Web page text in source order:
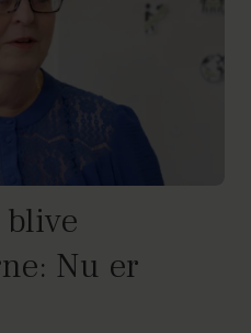
Nu er